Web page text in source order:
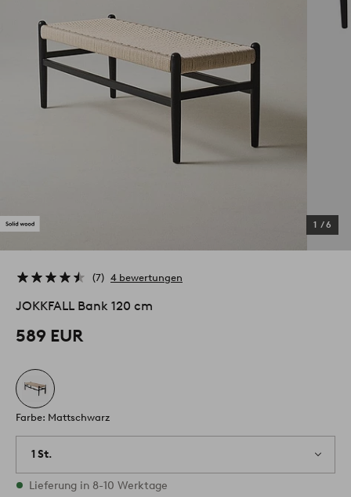
1 /6
7 4 bewertungen
JOKKFALL Bank 120 cm
589 EUR
Farbe: Mattschwarz
1 St.
Vorrätig
Lieferung in 8-10 Werktage